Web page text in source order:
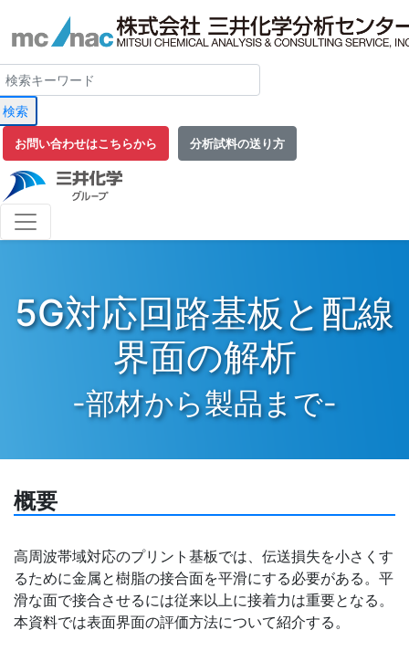
検索
お問い合わせはこちらから 分析試料の送り方
5G対応回路基板と配線
界面の解析
-部材から製品まで-
概要
高周波帯域対応のプリント基板では、伝送損失を小さくす
るために金属と樹脂の接合面を平滑にする必要がある。平
滑な面で接合させるには従来以上に接着力は重要となる。
本資料では表面界面の評価方法について紹介する。